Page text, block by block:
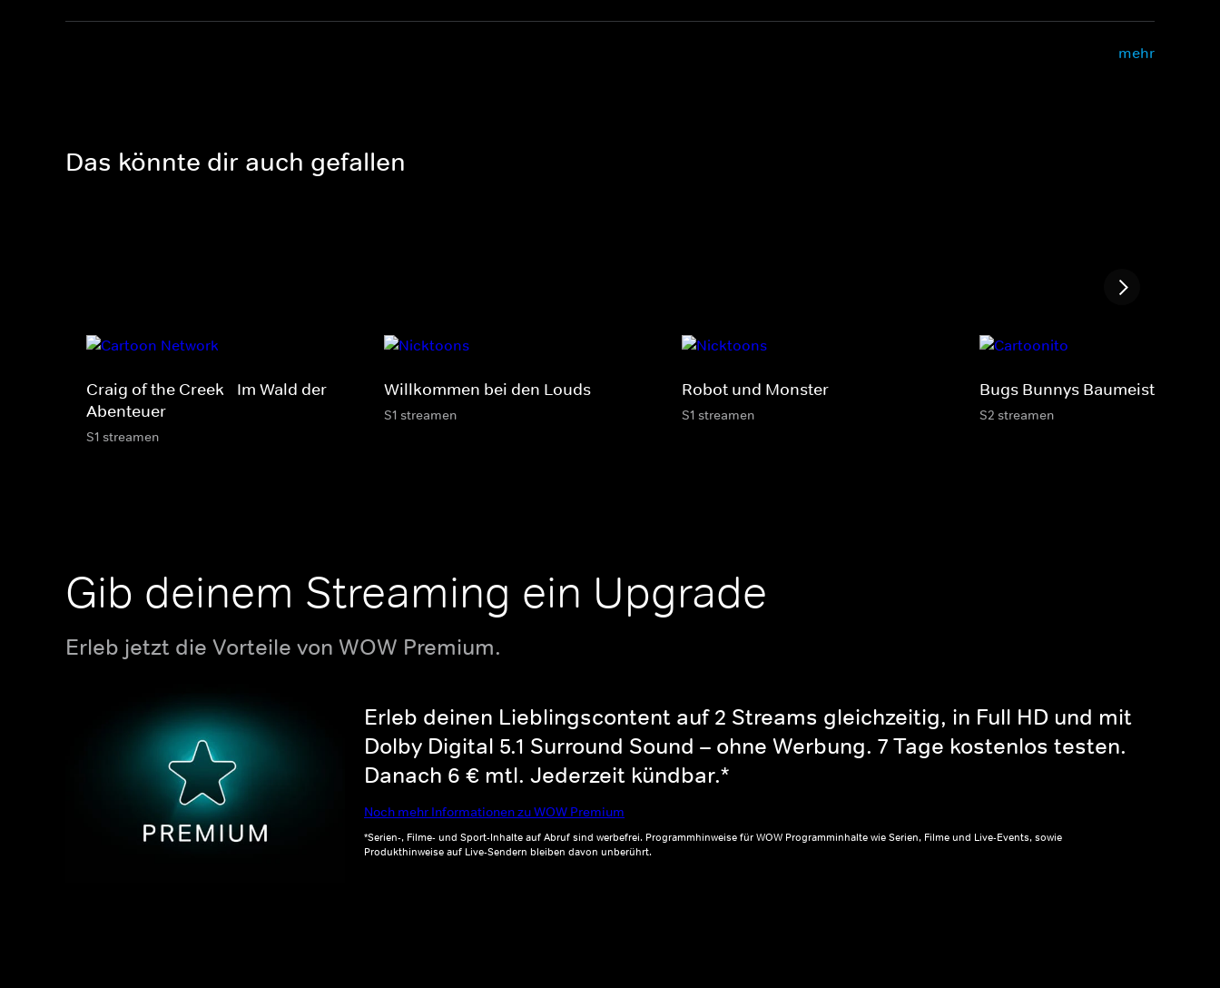
mehr
Das könnte dir auch gefallen
Craig of the Creek - Im Wald der
Abenteuer
S1 streamen
Willkommen bei den Louds
S1 streamen
Robot und Monster
S1 streamen
Bugs Bunnys Baumeister
S2 streamen
Gib deinem Streaming ein Upgrade
Erleb jetzt die Vorteile von WOW Premium.
Erleb deinen Lieblingscontent auf 2 Streams gleichzeitig, in Full HD und mit
Dolby Digital 5.1 Surround Sound – ohne Werbung. 7 Tage kostenlos testen.
Danach 6 € mtl. Jederzeit kündbar.*
Noch mehr Informationen zu WOW Premium
*Serien-, Filme- und Sport-Inhalte auf Abruf sind werbefrei. Programmhinweise für WOW Programminhalte wie Serien, Filme und Live-Events, sowie
Produkthinweise auf Live-Sendern bleiben davon unberührt.